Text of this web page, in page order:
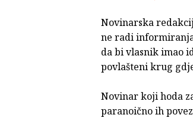
Novinarska
ne radi
da bi vlasnik imao
povlašteni krug
Novinar koji hoda
paranoično ih